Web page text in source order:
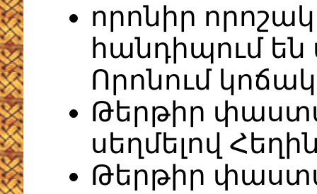
որոնիր
հանդիպում են
Որոնում
Թերթիր
սեղմելով
Թերթիր